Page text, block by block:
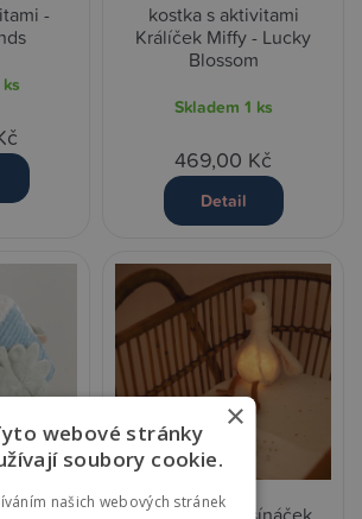
-
kostka s aktivitami
Králíček Miffy - Lucky
Blossom
Skladem 1 ks
469,00 Kč
Detail
×
webové stránky
soubory cookie.
našich webových stránek